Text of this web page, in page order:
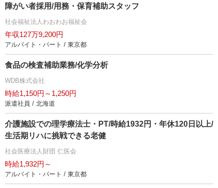
障がい者採用/用務・保育補助スタッフ
社会福祉法人わおわお福祉会
年収127万9,200円
アルバイト・パート / 東京都
食品の検査補助業務/化学分析
WDB株式会社
時給1,150円～1,250円
派遣社員 / 北海道
介護施設での理学療法士・PT/時給1932円・年休120日以上/
生活期リハに挑戦できる老健
社会医療法人財団 仁医会
時給1,932円～
アルバイト・パート / 東京都